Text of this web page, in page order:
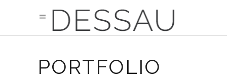
PORTFOLIO